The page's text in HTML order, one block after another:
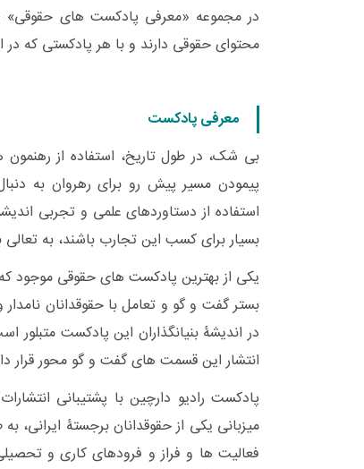
در مجموعه «معرفی پادکست های حقوقی»
محتوای حقوقی دارند و با هر پادکستی که
معرفی پادکست
بی شک، در طول تاریخ، استفاده از
پیمودن مسیر پیش رو برای رهروان به
استفاده از دستاوردهای علمی و تجربی
بسیار برای کسب این تجارب باشند، به تعالی
یکی از بهترین پادکست های حقوقی موجود
بستر گفت و گو و تعامل با حقوقدانان
در اندیشۀ بنیانگذاران این پادکست
انتشار این قسمت های گفت و گو محور قرار
پادکست رادیو دارچین با پشتیبانی
میزبانی یکی از حقوقدانان برجستۀ ایرانی،
فعالیت ها و فراز و فرودهای کاری و